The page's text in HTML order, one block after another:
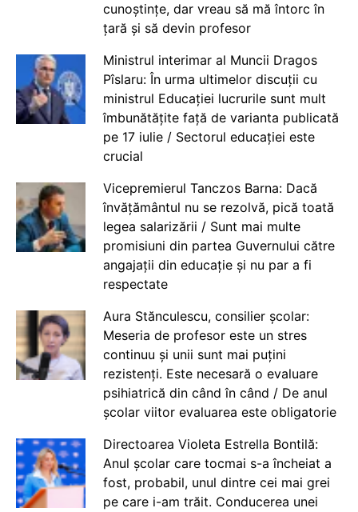
cunoștințe, dar vreau să mă întorc în
țară și să devin profesor
Ministrul interimar al Muncii Dragos
Pîslaru: În urma ultimelor discuții cu
ministrul Educației lucrurile sunt mult
îmbunătățite față de varianta publicată
pe 17 iulie / Sectorul educației este
crucial
Vicepremierul Tanczos Barna: Dacă
învățământul nu se rezolvă, pică toată
legea salarizării / Sunt mai multe
promisiuni din partea Guvernului către
angajații din educație și nu par a fi
respectate
Aura Stănculescu, consilier școlar:
Meseria de profesor este un stres
continuu și unii sunt mai puțini
rezistenți. Este necesară o evaluare
psihiatrică din când în când / De anul
școlar viitor evaluarea este obligatorie
Directoarea Violeta Estrella Bontilă:
Anul școlar care tocmai s-a încheiat a
fost, probabil, unul dintre cei mai grei
pe care i-am trăit. Conducerea unei